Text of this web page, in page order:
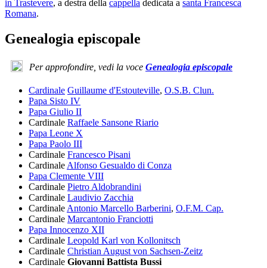
in Trastevere, a destra della cappella dedicata a santa Francesca
Romana.
Genealogia episcopale
Per approfondire, vedi la voce Genealogia episcopale
Cardinale Guillaume d'Estouteville, O.S.B. Clun.
Papa Sisto IV
Papa Giulio II
Cardinale Raffaele Sansone Riario
Papa Leone X
Papa Paolo III
Cardinale Francesco Pisani
Cardinale Alfonso Gesualdo di Conza
Papa Clemente VIII
Cardinale Pietro Aldobrandini
Cardinale Laudivio Zacchia
Cardinale Antonio Marcello Barberini, O.F.M. Cap.
Cardinale Marcantonio Franciotti
Papa Innocenzo XII
Cardinale Leopold Karl von Kollonitsch
Cardinale Christian August von Sachsen-Zeitz
Cardinale Giovanni Battista Bussi